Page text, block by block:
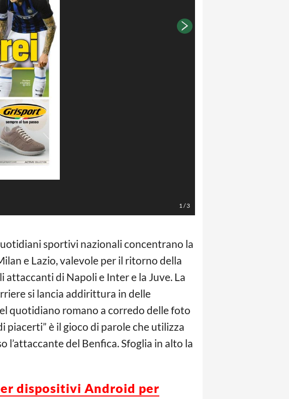
1/3
sportivi nazionali concentrano la
e Lazio, valevole per il ritorno della
attaccanti di Napoli e Inter e la Juve. La
si lancia addirittura in delle
quotidiano romano a corredo delle foto
piacerti” è il gioco di parole che utilizza
l’attaccante del Benfica. Sfoglia in alto la
dispositivi Android per